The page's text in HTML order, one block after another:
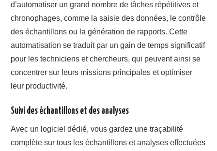
d’automatiser un grand nombre de tâches répétitives et
chronophages, comme la saisie des données, le contrôle
des échantillons ou la génération de rapports. Cette
automatisation se traduit par un gain de temps significatif
pour les techniciens et chercheurs, qui peuvent ainsi se
concentrer sur leurs missions principales et optimiser
leur productivité.
Suivi des échantillons et des analyses
Avec un logiciel dédié, vous gardez une traçabilité
complète sur tous les échantillons et analyses effectuées